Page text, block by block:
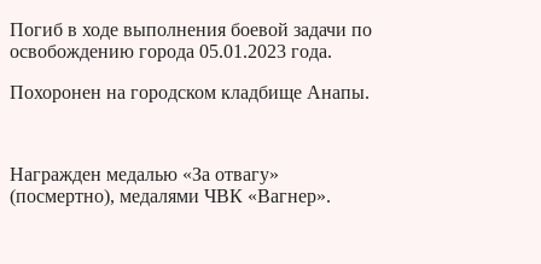
Погиб в ходе выполнения боевой задачи по
освобождению города 05.01.2023 года.
Похоронен на городском кладбище Анапы.
Награжден медалью «За отвагу»
(посмертно), медалями ЧВК «Вагнер».